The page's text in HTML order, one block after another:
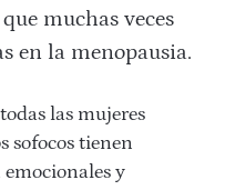
muchas veces
en la menopausia.
las mujeres
sofocos tienen
y